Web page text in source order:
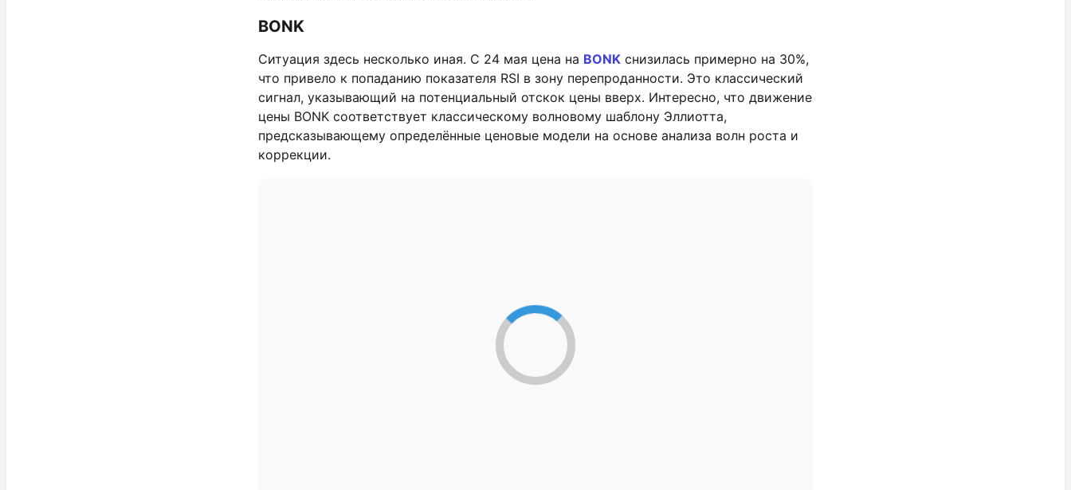
BONK
Ситуация здесь несколько иная. С 24 мая цена на BONK снизилась примерно на 30%,
что привело к попаданию показателя RSI в зону перепроданности. Это классический
сигнал, указывающий на потенциальный отскок цены вверх. Интересно, что движение
цены BONK соответствует классическому волновому шаблону Эллиотта,
предсказывающему определённые ценовые модели на основе анализа волн роста и
коррекции.